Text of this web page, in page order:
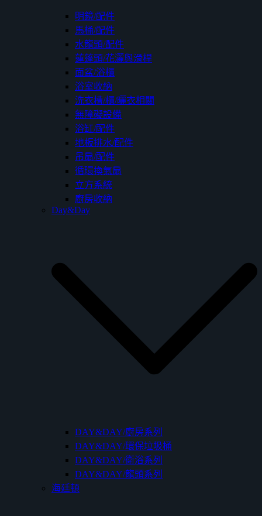
明鏡/配件
馬桶/配件
水龍頭/配件
蓮蓬頭/花灑與滑桿
面盆/浴櫃
浴室收納
洗衣槽/櫃/曬衣相關
無障礙設備
浴缸/配件
地板排水/配件
吊扇/配件
循環換氣扇
立方系統
廚房收納
Day&Day
DAY&DAY/廚房系列
DAY&DAY/環保垃圾桶
DAY&DAY/衛浴系列
DAY&DAY/龍頭系列
海廷頓